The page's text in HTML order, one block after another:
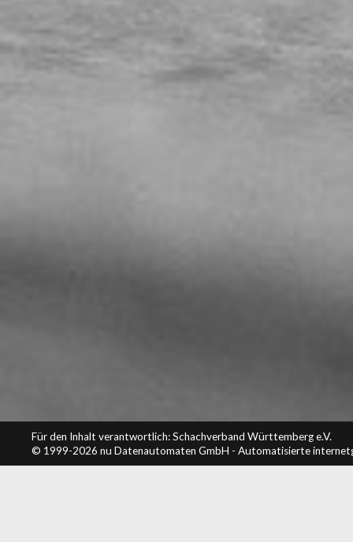
Für den Inhalt verantwortlich: Schachverband Württemberg e.V.
© 1999-2026 nu Datenautomaten GmbH - Automatisierte